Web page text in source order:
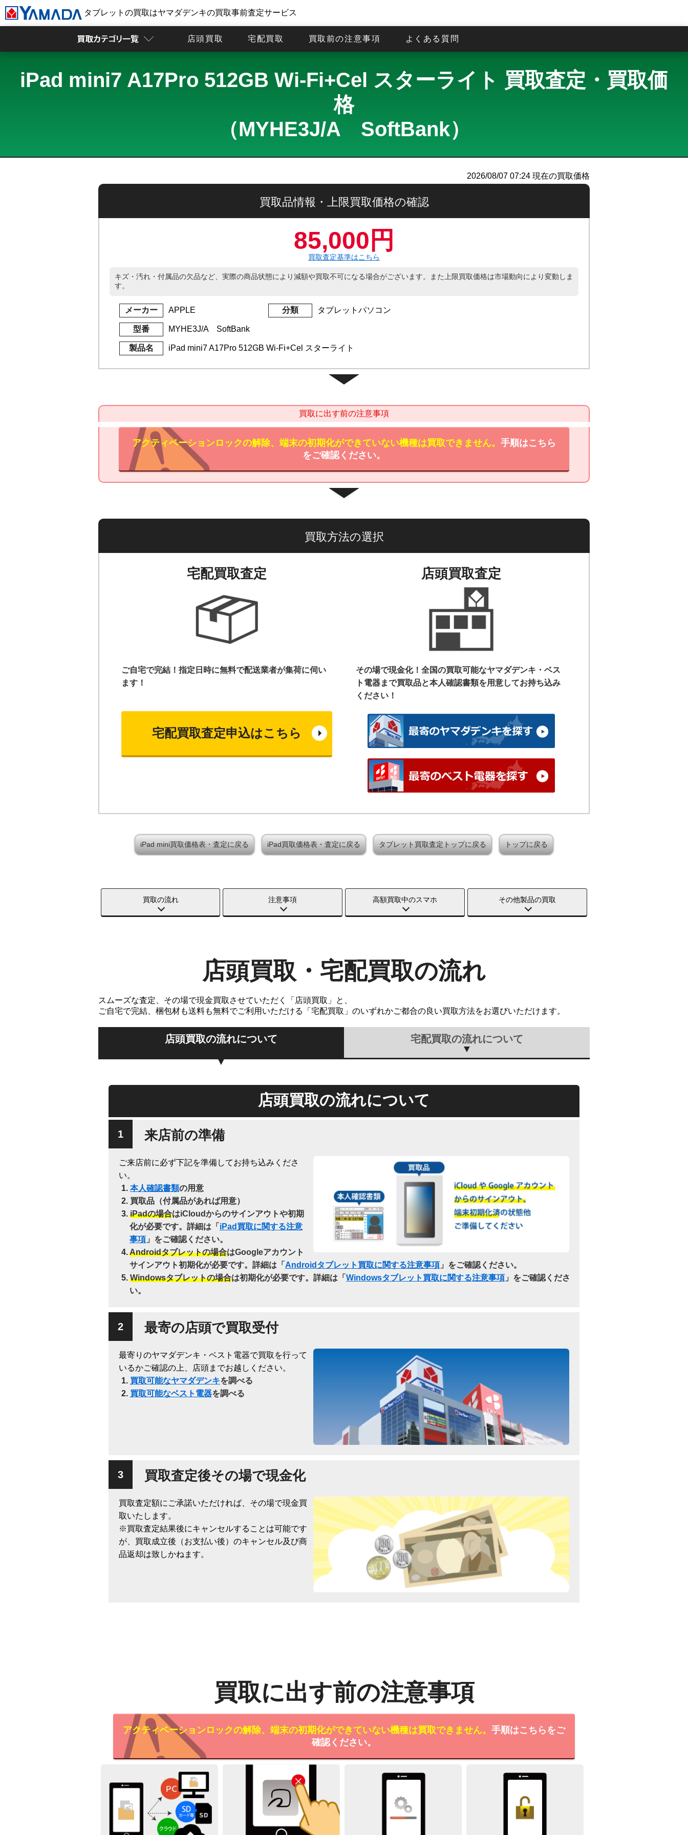
タブレットの買取はヤマダデンキの買取事前査定サービス
店頭買取 宅配買取 買取前の注意事項 よくある質問
iPad mini7 A17Pro 512GB Wi-Fi+Cel スターライト 買取査定・買取価
格
（MYHE3J/A SoftBank）
2026/08/07 07:24 現在の買取価格
買取品情報・上限買取価格の確認
85,000円
買取査定基準はこちら
キズ・汚れ・付属品の欠品など、実際の商品状態により減額や買取不可になる場合がございます。また上限買取価格は市場動向により変動しま
す。
メーカー APPLE 分類 タブレットパソコン
型番 MYHE3J/A SoftBank
製品名 iPad mini7 A17Pro 512GB Wi-Fi+Cel スターライト
買取に出す前の注意事項
アクティベーションロックの解除、端末の初期化ができていない機種は買取できません。 手順はこちら
をご確認ください。
買取方法の選択
宅配買取査定
ご自宅で完結！指定日時に無料で配送業者が集荷に伺い
ます！
宅配買取査定申込はこちら
店頭買取査定
その場で現金化！全国の買取可能なヤマダデンキ・ベス
ト電器まで買取品と本人確認書類を用意してお持ち込み
ください！
iPad mini買取価格表・査定に戻る iPad買取価格表・査定に戻る タブレット買取査定トップに戻る トップに戻る
買取の流れ 注意事項 高額買取中のスマホ その他製品の買取
店頭買取・宅配買取の流れ
スムーズな査定、その場で現金買取させていただく「店頭買取」と、
ご自宅で完結、梱包材も送料も無料でご利用いただける「宅配買取」のいずれかご都合の良い買取方法をお選びいただけます。
店頭買取の流れについて 宅配買取の流れについて
店頭買取の流れについて
来店前の準備
ご来店前に必ず下記を準備してお持ち込みくださ
い。
本人確認書類の用意
買取品（付属品があれば用意）
iPadの場合はiCloudからのサインアウトや初期
化が必要です。詳細は「 iPad買取に関する注意
事項 」をご確認ください。
Androidタブレットの場合はGoogleアカウント
サインアウト初期化が必要です。詳細は「 Androidタブレット買取に関する注意事項 」をご確認ください。
Windowsタブレットの場合は初期化が必要です。詳細は「 Windowsタブレット買取に関する注意事項 」をご確認くださ
い。
最寄の店頭で買取受付
最寄りのヤマダデンキ・ベスト電器で買取を行って
いるかご確認の上、店頭までお越しください。
買取可能なヤマダデンキを調べる
買取可能なベスト電器を調べる
買取査定後その場で現金化
買取査定額にご承諾いただければ、その場で現金買
取いたします。
※買取査定結果後にキャンセルすることは可能です
が、買取成立後（お支払い後）のキャンセル及び商
品返却は致しかねます。
買取に出す前の注意事項
アクティベーションロックの解除、端末の初期化ができていない機種は買取できません。 手順はこちらをご
確認ください。